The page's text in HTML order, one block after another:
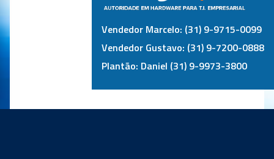
Vendedor Marcelo: (31) 9-9715-0099
Vendedor Gustavo: (31) 9-7200-0888
Plantão: Daniel (31) 9-9973-3800